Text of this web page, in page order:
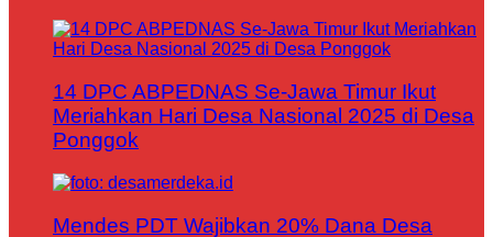
14 DPC ABPEDNAS Se-Jawa Timur Ikut
Meriahkan Hari Desa Nasional 2025 di Desa
Ponggok
Mendes PDT Wajibkan 20% Dana Desa